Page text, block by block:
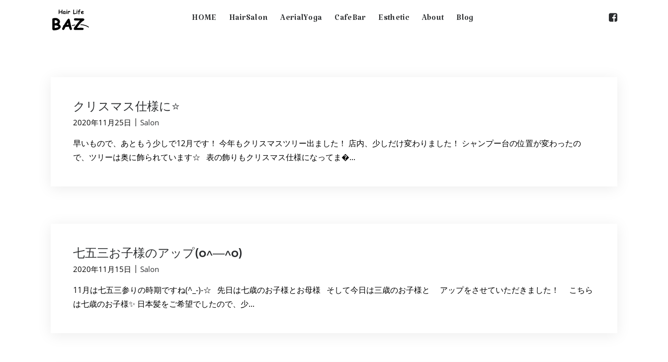
HOME HairSalon AerialYoga CafeBar Esthetic About Blog
クリスマス仕様に⭐
2020年11月25日 | Salon
早いもので、あともう少しで12月です！ 今年もクリスマスツリー出ました！ 店内、少しだけ変わりました！ シャンプー台の位置が変わったの
で、ツリーは奥に飾られています☆ 表の飾りもクリスマス仕様になってま�...
七五三お子様のアップ(o^―^o)
2020年11月15日 | Salon
11月は七五三参りの時期ですね(^_-)-☆ 先日は七歳のお子様とお母様 そして今日は三歳のお子様と アップをさせていただきました！ こちら
は七歳のお子様✨ 日本髪をご希望でしたので、少...